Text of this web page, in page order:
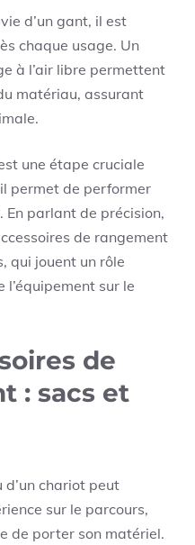
d’un gant, il est
chaque usage. Un
à l’air libre permettent
matériau, assurant
une étape cruciale
permet de performer
En parlant de précision,
de rangement
qui jouent un rôle
sur le
de
: sacs et
d’un chariot peut
sur le parcours,
de porter son matériel.